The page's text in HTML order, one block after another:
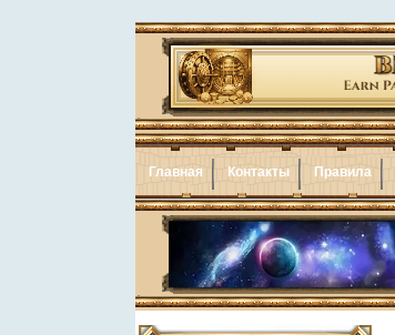
Главная Контакты Правила